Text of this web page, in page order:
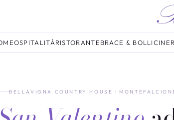
OSPITALITÀRISTORANTEBRACE & BOLLICINE
BELLAVIGNA COUNTRY HOUSE ·